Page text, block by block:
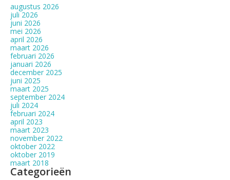
augustus 2026
juli 2026
juni 2026
mei 2026
april 2026
maart 2026
februari 2026
januari 2026
december 2025
juni 2025
maart 2025
september 2024
juli 2024
februari 2024
april 2023
maart 2023
november 2022
oktober 2022
oktober 2019
maart 2018
Categorieën